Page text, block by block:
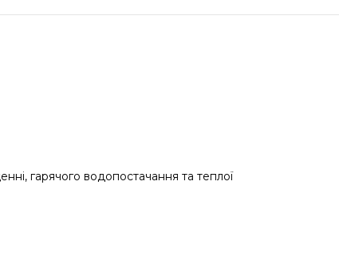
гарячого водопостачання та теплої